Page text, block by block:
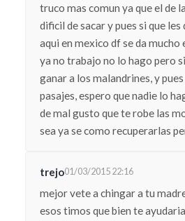
truco mas comun ya que el de
dificil de sacar y pues si que les
aqui en mexico df se da mucho
ya no trabajo no lo hago pero
ganar a los malandrines, y
pasajes, espero que nadie lo
de mal gusto que te robe las
sea ya se como recuperarlas
trejo01/03/2015 22:16
mejor vete a chingar a tu
esos timos que bien te